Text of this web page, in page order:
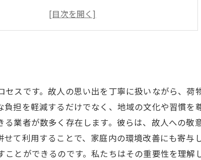
市の文化に応じた整理サービスの重要性
いを込めて：故人の遺品と向き合う
スです。故人の思い出を丁寧に扱いながら、荷
担を軽減するだけでなく、地域の文化や習慣を
業者が数多く存在します。彼らは、故人への敬
て利用することで、家庭内の環境改善にも寄与
とができるのです。私たちはその重要性を理解